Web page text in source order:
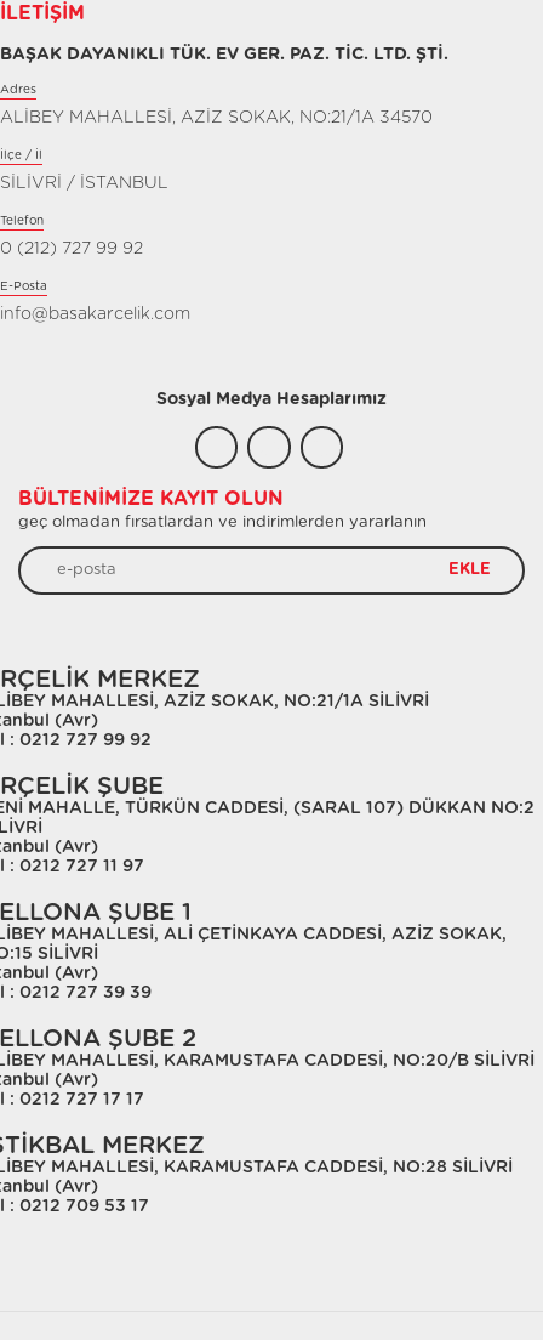
İLETIŞIM
BAŞAK DAYANIKLI TÜK. EV GER. PAZ. TİC. LTD. ŞTİ.
Adres
ALİBEY MAHALLESİ, AZİZ SOKAK, NO:21/1A 34570
İlçe / İl
SİLİVRİ / İSTANBUL
Telefon
0 (212) 727 99 92
E-Posta
info@basakarcelik.com
Sosyal Medya Hesaplarımız
BÜLTENIMIZE KAYIT OLUN
geç olmadan fırsatlardan ve indirimlerden yararlanın
EKLE
MERKEZ
MAHALLESİ, AZİZ SOKAK, NO:21/1A SİLİVRİ
(Avr)
: 0212 727 99 92
ŞUBE
MAHALLE, TÜRKÜN CADDESİ, (SARAL 107) DÜKKAN NO:2
(Avr)
: 0212 727 11 97
ŞUBE 1
MAHALLESİ, ALİ ÇETİNKAYA CADDESİ, AZİZ SOKAK,
SİLİVRİ
(Avr)
: 0212 727 39 39
ŞUBE 2
MAHALLESİ, KARAMUSTAFA CADDESİ, NO:20/B SİLİVRİ
(Avr)
: 0212 727 17 17
MERKEZ
MAHALLESİ, KARAMUSTAFA CADDESİ, NO:28 SİLİVRİ
(Avr)
: 0212 709 53 17